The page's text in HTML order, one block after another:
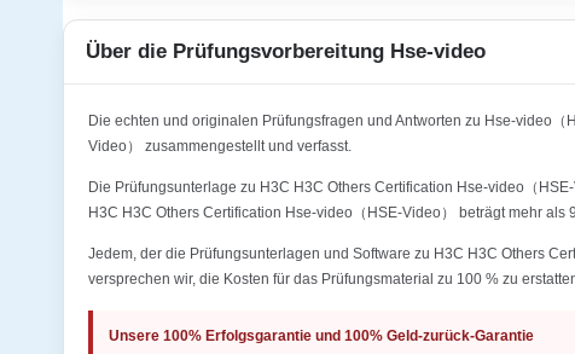
Über die Prüfungsvorbereitung Hse-video
Die echten und originalen Prüfungsfragen und Antworten zu Hse-video
Video） zusammengestellt und verfasst.
Die Prüfungsunterlage zu H3C H3C Others Certification Hse-video（
H3C H3C Others Certification Hse-video（HSE-Video） beträgt mehr als
Jedem, der die Prüfungsunterlagen und Software zu H3C H3C Others
versprechen wir, die Kosten für das Prüfungsmaterial zu 100 % zu
Unsere 100% Erfolgsgarantie und 100% Geld-zurück-Garantie